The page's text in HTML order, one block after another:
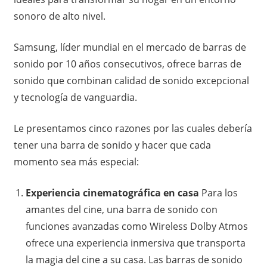
sonoro de alto nivel.
Samsung, líder mundial en el mercado de barras de
sonido por 10 años consecutivos, ofrece barras de
sonido que combinan calidad de sonido excepcional
y tecnología de vanguardia.
Le presentamos cinco razones por las cuales debería
tener una barra de sonido y hacer que cada
momento sea más especial:
Experiencia cinematográfica en casa Para los
amantes del cine, una barra de sonido con
funciones avanzadas como Wireless Dolby Atmos
ofrece una experiencia inmersiva que transporta
la magia del cine a su casa. Las barras de sonido